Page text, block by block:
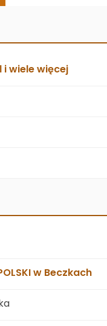
wiele więcej
w Beczkach